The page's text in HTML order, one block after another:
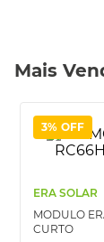
Mais
3% OFF
ERA SOLAR
MODULO
CURTO